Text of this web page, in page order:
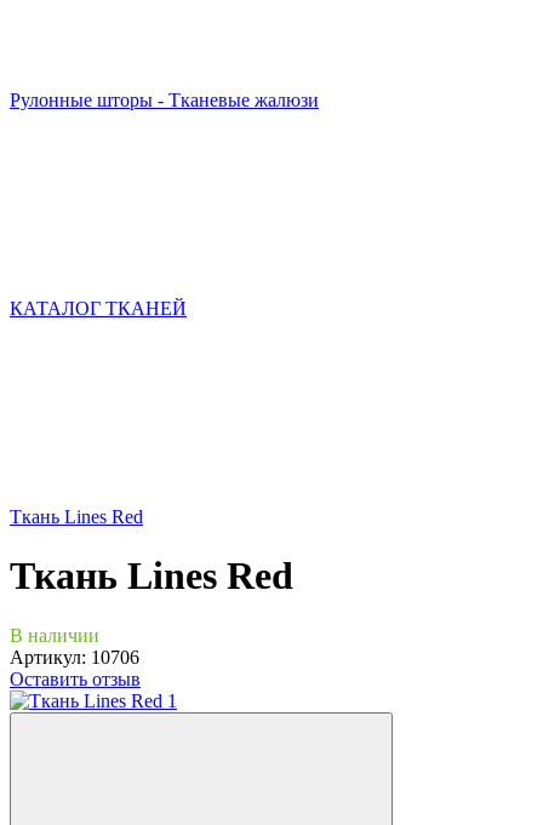
Рулонные шторы - Тканевые жалюзи
КАТАЛОГ ТКАНЕЙ
Ткань Lines Red
Ткань Lines Red
В наличии
Артикул: 10706
Оставить отзыв